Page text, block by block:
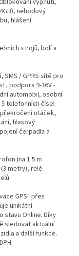
vypnutí,
nehodový
hlášení
strojů, lodí a
SMS / GPRS sítě pro
podpora 9-36V -
automobil, osobní
telefonních čísel
otáček,
hlasový
čerpadla a
(na 1.5 m
metry), relé
GPS" přes
unikátní
stavu Online. Díky
sledovat aktuální
a další funkce.